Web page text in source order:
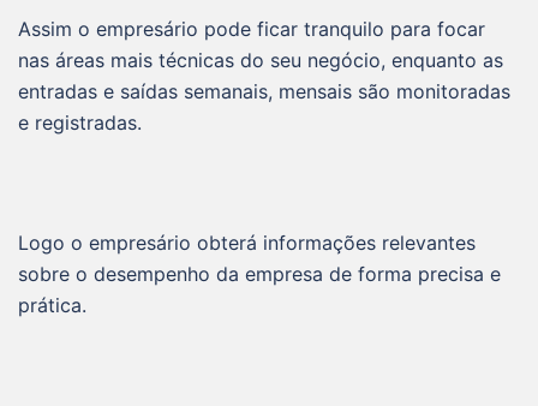
Assim o empresário pode ficar tranquilo para focar
nas áreas mais técnicas do seu negócio, enquanto as
entradas e saídas semanais, mensais são monitoradas
e registradas.
Logo o empresário obterá informações relevantes
sobre o desempenho da empresa de forma precisa e
prática.